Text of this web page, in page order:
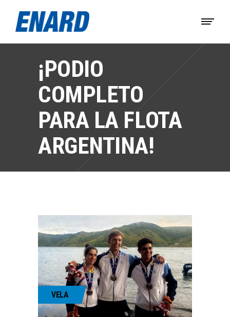
¡PODIO
COMPLETO
PARA LA FLOTA
ARGENTINA!
VELA